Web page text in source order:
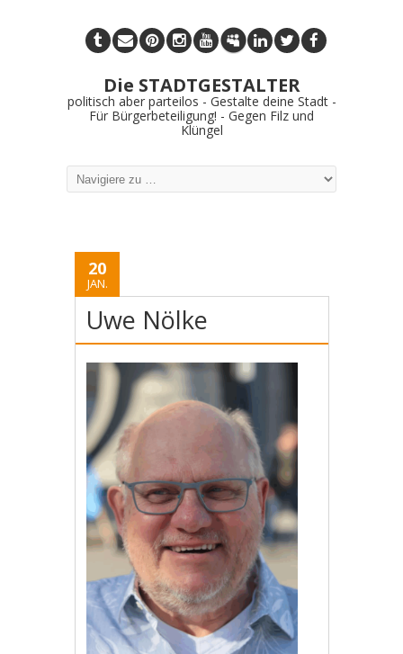
Die STADTGESTALTER
politisch aber parteilos - Gestalte deine Stadt -
Für Bürgerbeteiligung! - Gegen Filz und
Klüngel
20
JAN.
Uwe Nölke